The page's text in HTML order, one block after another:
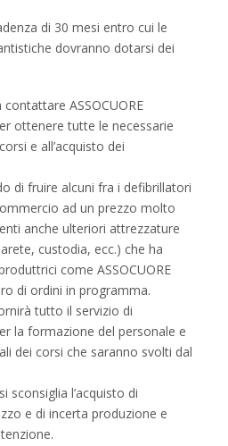
di 30 mesi entro cui le
dovranno dotarsi dei
ASSOCUORE
ottenere tutte le necessarie
e all’acquisto dei
di fruire alcuni fra i defibrillatori
ad un prezzo molto
anche ulteriori attrezzature
custodia, ecc.) che ha
come ASSOCUORE
di ordini in programma.
tutto il servizio di
la formazione del personale e
dei corsi che saranno svolti dal
sconsiglia l’acquisto di
e di incerta produzione e